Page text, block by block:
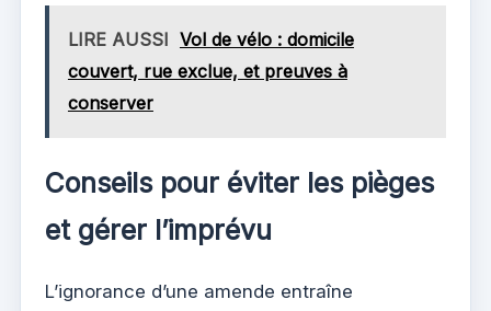
LIRE AUSSI Vol de vélo : domicile
couvert, rue exclue, et preuves à
conserver
Conseils pour éviter les pièges
et gérer l’imprévu
L’ignorance d’une amende entraîne